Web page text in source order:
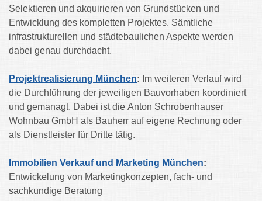
Selektieren und akquirieren von Grundstücken und
Entwicklung des kompletten Projektes. Sämtliche
infrastrukturellen und städtebaulichen Aspekte werden
dabei genau durchdacht.
Projektrealisierung München: Im weiteren Verlauf wird
die Durchführung der jeweiligen Bauvorhaben koordiniert
und gemanagt. Dabei ist die Anton Schrobenhauser
Wohnbau GmbH als Bauherr auf eigene Rechnung oder
als Dienstleister für Dritte tätig.
Immobilien Verkauf und Marketing München:
Entwickelung von Marketingkonzepten, fach- und
sachkundige Beratung